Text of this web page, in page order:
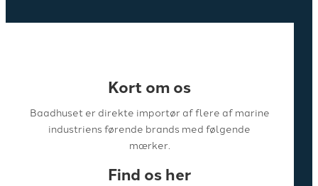
Kort om os
Baadhuset er direkte importør af flere af marine
industriens førende brands med følgende
mærker.
Find os her